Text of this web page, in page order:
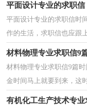
平面设计专业的求职信
平面设计专业的求职信时
作的生活，求职信也应跟
材料物理专业求职信9
材料物理专业求职信9篇
金时间马上就要到来，这
有机化工生产技术专